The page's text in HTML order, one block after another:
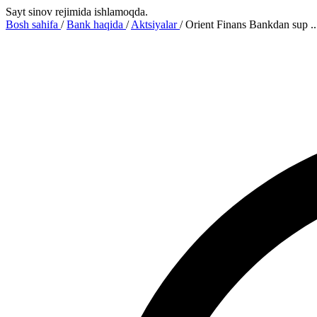
Sayt sinov rejimida ishlamoqda.
Bosh sahifa / Bank haqida / Aktsiyalar/Orient Finans Bankdan sup